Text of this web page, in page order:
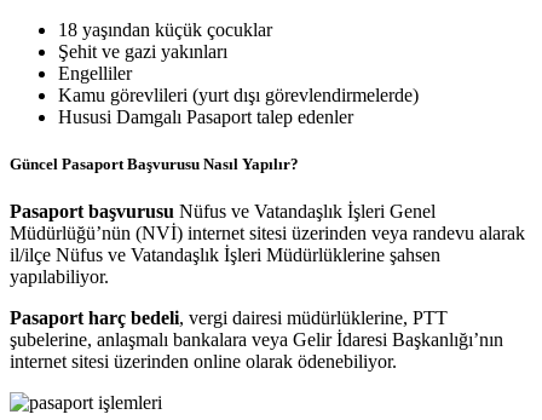
18 yaşından küçük çocuklar
Şehit ve gazi yakınları
Engelliler
Kamu görevlileri (yurt dışı görevlendirmelerde)
Hususi Damgalı Pasaport talep edenler
Güncel Pasaport Başvurusu Nasıl Yapılır?
Pasaport başvurusu Nüfus ve Vatandaşlık İşleri Genel
Müdürlüğü’nün (NVİ) internet sitesi üzerinden veya randevu alarak
il/ilçe Nüfus ve Vatandaşlık İşleri Müdürlüklerine şahsen
yapılabiliyor.
Pasaport harç bedeli, vergi dairesi müdürlüklerine, PTT
şubelerine, anlaşmalı bankalara veya Gelir İdaresi Başkanlığı’nın
internet sitesi üzerinden online olarak ödenebiliyor.